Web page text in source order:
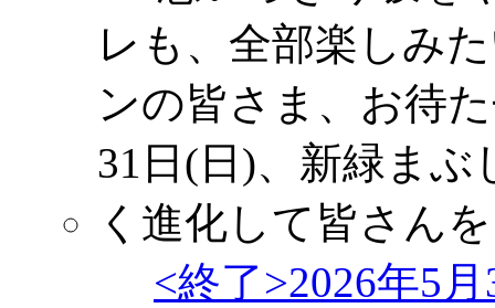
<終了>2026年5